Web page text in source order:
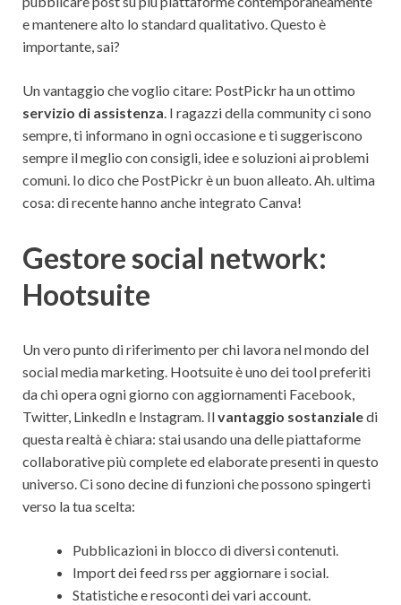
e mantenere alto lo standard qualitativo. Questo è
importante, sai?
Un vantaggio che voglio citare: PostPickr ha un ottimo
servizio di assistenza . I ragazzi della community ci sono
sempre, ti informano in ogni occasione e ti suggeriscono
sempre il meglio con consigli, idee e soluzioni ai problemi
comuni. Io dico che PostPickr è un buon alleato. Ah. ultima
cosa: di recente hanno anche integrato Canva!
Gestore social network:
Hootsuite
Un vero punto di riferimento per chi lavora nel mondo del
social media marketing. Hootsuite è uno dei tool preferiti
da chi opera ogni giorno con aggiornamenti Facebook,
Twitter, LinkedIn e Instagram. Ilvantaggio sostanzialedi
questa realtà è chiara: stai usando una delle piattaforme
collaborative più complete ed elaborate presenti in questo
universo. Ci sono decine di funzioni che possono spingerti
verso la tua scelta:
Pubblicazioni in blocco di diversi contenuti.
Import dei feed rss per aggiornare i social.
Statistiche e resoconti dei vari account.